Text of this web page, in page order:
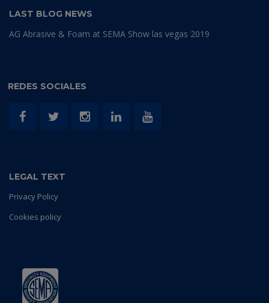
LAST BLOG NEWS
AG Abrasive & Foam at SEMA Show las vegas 2019
REDES SOCIALES
LEGAL TEXT
Privacy Policy
Cookies policy